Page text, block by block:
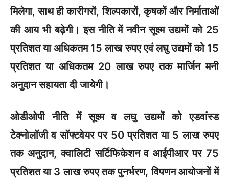
मिलेगा, साथ ही कारीगरों, शिल्पकारों, कृषकों और निर्माताओं
की आय भी बढ़ेगी। इस नीति में नवीन सूक्ष्म उद्यमों को 25
प्रतिशत या अधिकतम 15 लाख रुपए एवं लघु उद्यमों को 15
प्रतिशत या अधिकतम 20 लाख रुपए तक मार्जिन मनी
अनुदान सहायता दी जायेगी।
ओडीओपी नीति में सूक्ष्म व लघु उद्यमों को एडवांस्ड
टेक्नोलॉजी व सॉफ्टवेयर पर 50 प्रतिशत या 5 लाख रुपए
तक अनुदान, क्वालिटी सर्टिफिकेशन व आईपीआर पर 75
प्रतिशत या 3 लाख रुपए तक पुनर्भरण, विपणन आयोजनों में